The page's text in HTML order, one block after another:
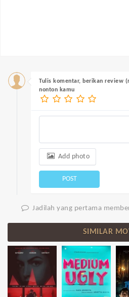
Tulis komentar, berikan review
nonton kamu
Add photo
POST
Jadilah yang pertama
SIMILAR